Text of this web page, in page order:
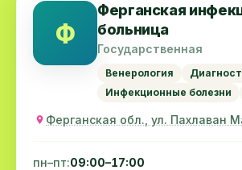
Ф
Ферганская
больница
Государственная
Венерология
Инфекционные болезни
Ферганская обл., ул. Пахлаван
пн–пт:09:00–17:00